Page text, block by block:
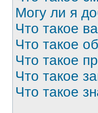
Могу ли я
Что такое
Что такое
Что такое
Что такое
Что такое